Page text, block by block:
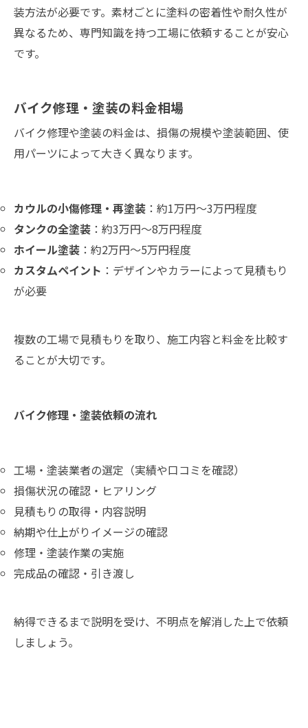
装方法が必要です。素材ごとに塗料の密着性や耐久性が
異なるため、専門知識を持つ工場に依頼することが安心
です。
バイク修理・塗装の料金相場
バイク修理や塗装の料金は、損傷の規模や塗装範囲、使
用パーツによって大きく異なります。
カウルの小傷修理・再塗装 ：約1万円～3万円程度
タンクの全塗装 ：約3万円～8万円程度
ホイール塗装 ：約2万円～5万円程度
カスタムペイント ：デザインやカラーによって見積もり
が必要
複数の工場で見積もりを取り、施工内容と料金を比較す
ることが大切です。
バイク修理・塗装依頼の流れ
工場・塗装業者の選定（実績や口コミを確認）
損傷状況の確認・ヒアリング
見積もりの取得・内容説明
納期や仕上がりイメージの確認
修理・塗装作業の実施
完成品の確認・引き渡し
納得できるまで説明を受け、不明点を解消した上で依頼
しましょう。